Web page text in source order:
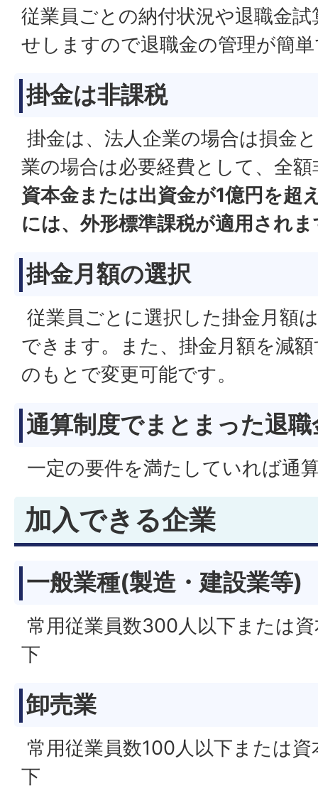
従業員ごとの納付状況や退職金
せしますので退職金の管理が簡
掛金は非課税
掛金は、法人企業の場合は損金
業の場合は必要経費として、全
資本金または出資金が1億円を超
には、外形標準課税が適用され
掛金月額の選択
従業員ごとに選択した掛金月額
できます。また、掛金月額を減
のもとで変更可能です。
通算制度でまとまった退職
一定の要件を満たしていれば通
加入できる企業
一般業種(製造・建設業等)
常用従業員数300人以下または
下
卸売業
常用従業員数100人以下または
下